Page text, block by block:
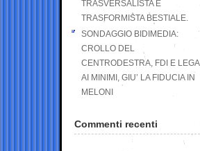
TRASVERSALISTA E
TRASFORMISTA BESTIALE.
SONDAGGIO BIDIMEDIA:
CROLLO DEL
CENTRODESTRA, FDI E LEGA
AI MINIMI, GIU’ LA FIDUCIA IN
MELONI
Commenti recenti